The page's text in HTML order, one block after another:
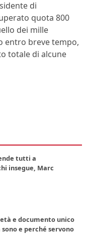
di
quota 800
dei mille
entro breve tempo,
totale di alcune
tutti a
insegue, Marc
e documento unico
e perché servono